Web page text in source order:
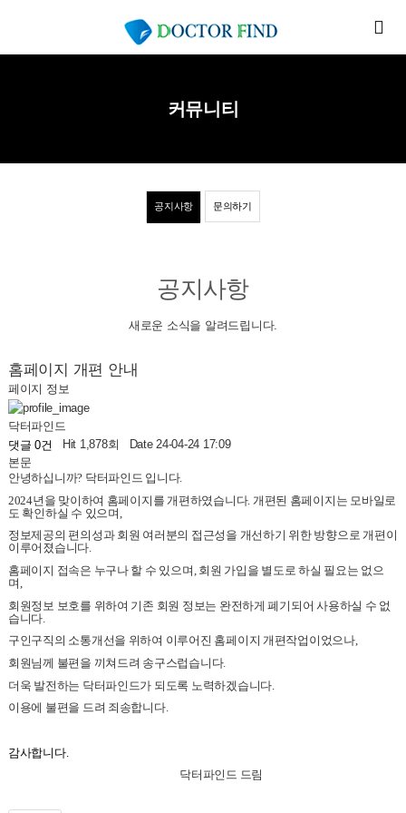
공지사항 문의하기
커뮤니티
공지사항
새로운 소식을 알려드립니다.
홈페이지 개편 안내
페이지 정보
닥터파인드
댓글 0건
Hit 1,878회
Date 24-04-24 17:09
본문
안녕하십니까? 닥터파인드 입 니다.
2024년을 맞이하여 홈페이지를 개편하였습니다. 개편된 홈페이지는 모바일로
도 확인하실 수 있으며
정보제공의 편의성과 회원 여러분의 접근성을 개선하기 위한 방향으로 개편이
이루어졌습니다.
홈페이지 접속은 누구나 할 수 있으며, 회원 가입을 별도로 하실 필요는 없으
며,
회원정보 보호를 위하여 기존 회원 정보는 완전하게 폐기되어 사용하실 수 없
습니다
구인구직의 소통개선을 위하여 이루어진 홈페이지 개편작업이었으나,
회원님께 불편을 끼쳐드려 송구스럽습니다.
더욱 발전하는 닥터파인드가 되도록 노력하겠습니다
이용에 불편을 드려 죄송합니다.
감사합니다.
닥터파인드 드림